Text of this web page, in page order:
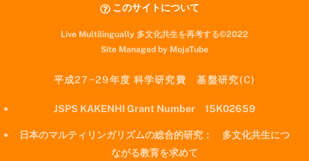
このサイトについて
Live Multilingually 多文化共生を再考する©2022
Site Managed by MojaTube
平成27−29年度 科学研究費 基盤研究(C)
JSPS KAKENHI Grant Number 15K02659
日本のマルティリンガリズムの総合的研究： 多文化共生につ
ながる教育を求めて